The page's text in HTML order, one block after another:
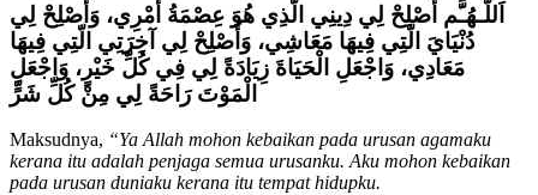
اَللَّـهُـَّم أَصْلِحْ لِي دِينِي الّذِي هُوَ عِصْمَةُ أَمْرِي، وَأَصْلِحْ لِي
دُنْيَايَ الّتِي فِيهَا مَعَاشِي، وَأَصْلِحْ لِي آخِرَتِي الّتِي فِيهَا
مَعَادِي، وَاجْعَلِ الْحَيَاةَ زِيَادَةً لِي فِي كُلِّ خَيْرٍ، وَاجْعَلِ
الْمَوْتَ رَاحَةً لِي مِنْ كُلِّ شَرٍّ
Maksudnya, “Ya Allah mohon kebaikan pada urusan agamaku
kerana itu adalah penjaga semua urusanku. Aku mohon kebaikan
pada urusan duniaku kerana itu tempat hidupku.